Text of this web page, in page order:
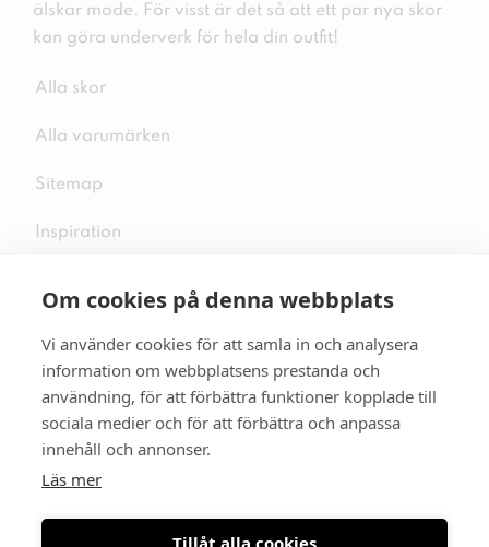
Om cookies på denna webbplats
Vi använder cookies för att samla in och analysera
information om webbplatsens prestanda och
användning, för att förbättra funktioner kopplade till
sociala medier och för att förbättra och anpassa
innehåll och annonser.
Läs mer
Tillåt alla cookies
älskar mode. För visst är det så att ett par nya skor
kan göra underverk för hela din outfit!
Alla skor
Alla varumärken
Sitemap
Inspiration
Följ oss på sociala medier
Se mer skor: skopunkten.se